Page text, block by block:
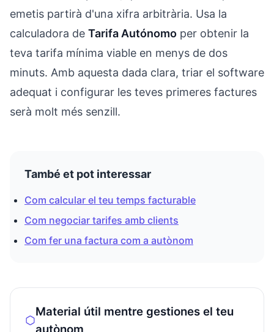
emetis partirà d'una xifra arbitrària. Usa la
calculadora de Tarifa Autónomo per obtenir la
teva tarifa mínima viable en menys de dos
minuts. Amb aquesta dada clara, triar el software
adequat i configurar les teves primeres factures
serà molt més senzill.
També et pot interessar
Com calcular el teu temps facturable
Com negociar tarifes amb clients
Com fer una factura com a autònom
Material útil mentre gestiones el teu
autònom